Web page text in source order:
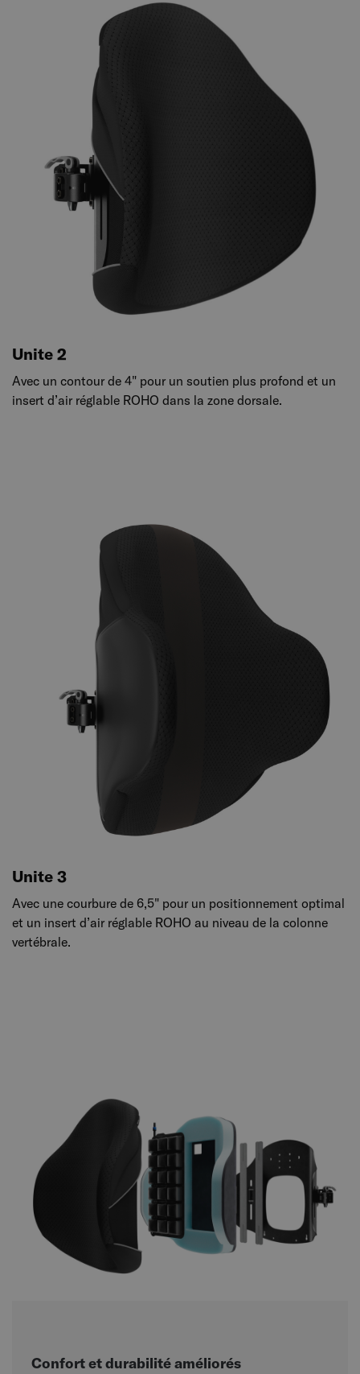
Unite 2
Avec un contour de 4" pour un soutien plus profond et un
insert d’air réglable ROHO dans la zone dorsale.
Unite 3
Avec une courbure de 6,5" pour un positionnement optimal
et un insert d’air réglable ROHO au niveau de la colonne
vertébrale.
Confort et durabilité améliorés